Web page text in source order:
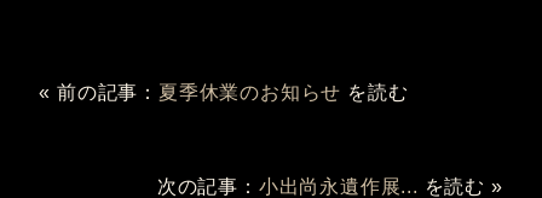
« 前の記事： 夏季休業のお知らせ を読む
次の記事： 小出尚永遺作展... を読む »